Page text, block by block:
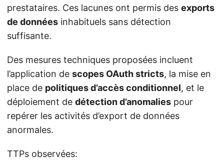
prestataires. Ces lacunes ont permis des exports
de données inhabituels sans détection
suffisante.
Des mesures techniques proposées incluent
l’application de scopes OAuth stricts, la mise en
place de politiques d’accès conditionnel, et le
déploiement de détection d’anomalies pour
repérer les activités d’export de données
anormales.
TTPs observées: